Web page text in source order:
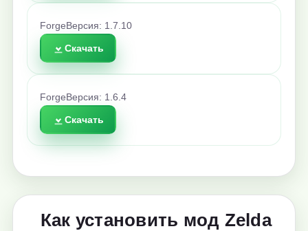
Forge Версия: 1.7.10
Скачать
Forge Версия: 1.6.4
Скачать
Как установить мод Zelda